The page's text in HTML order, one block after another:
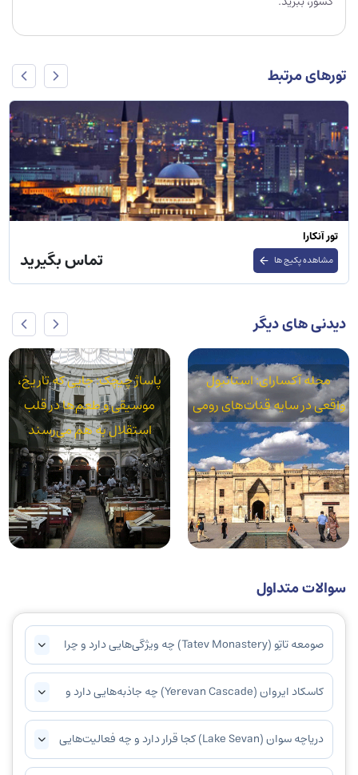
تورهای مرتبط
تور آنکارا
مشاهده پکیج ها تماس بگیرید
دیدنی های دیگر
محله آکسارای: استانبول
واقعی در سایه قنات‌های رومی
پاساژ چیچک: جایی که تاریخ،
موسیقی و طعم‌ها در قلب
استقلال به هم می‌رسند
سوالات متداول
صومعه تاتِو (Tatev Monastery) چه ویژگی‌هایی دارد و چرا
باید از آن بازدید کرد؟
کاسکاد ایروان (Yerevan Cascade) چه جاذبه‌هایی دارد و
چرا باید از آن دیدن کرد؟
دریاچه سوان (Lake Sevan) کجا قرار دارد و چه فعالیت‌هایی
می‌توان در آن انجام داد؟